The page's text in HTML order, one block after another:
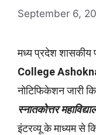
September 6,
मध्य प्रदेश शासकीय
College
नोटिफिकेशन जारी
स्नातकोत्तर
इंटरव्यू के माध्यम से